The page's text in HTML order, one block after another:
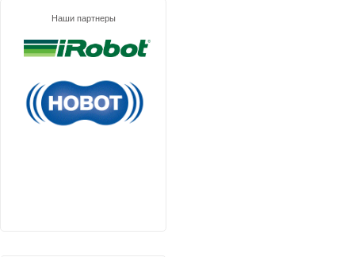
Наши партнеры